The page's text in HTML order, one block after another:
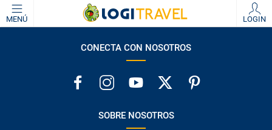
MENÚ LOGIN
CONECTA CON NOSOTROS
SOBRE NOSOTROS